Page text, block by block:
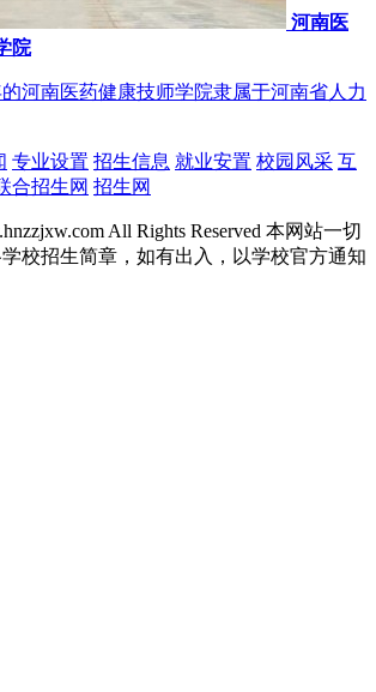
河南医
院
河南医药健康技师学院隶属于河南省人力
专业设置 招生信息 就业安置 校园风采 互
合招生网 招生网
All Rights Reserved 本网站一切
校招生简章，如有出入，以学校官方通知